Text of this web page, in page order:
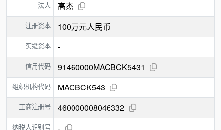
法人 高杰
注册资本 100万元人民币
实缴资本 -
信用代码 91460000MACBCK5431
组织机构代码 MACBCK543
工商注册号 460000008046332
纳税人识别号